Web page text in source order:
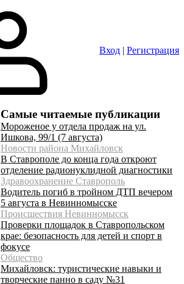
Вход | Регистрация
Самые читаемые публикации
Мороженое у отдела продаж на ул.
Ишкова, 99/1 (7 августа)
Новости района Михайловск
В Ставрополе до конца года откроют
отделение радионуклидной диагностики
Здравоохранение Ставрополь
Водитель погиб в тройном ДТП вечером
5 августа в Невинномысске
Происшествия Невинномысск
Проверки площадок в Ставропольском
крае: безопасность для детей и спорт в
фокусе
Общество
Михайловск: туристические навыки и
творческие панно в саду №31